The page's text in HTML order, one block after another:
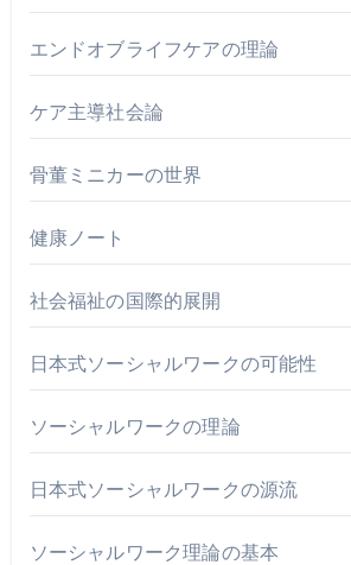
エンドオブライフケアの理論
ケア主導社会論
骨董ミニカーの世界
健康ノート
社会福祉の国際的展開
日本式ソーシャルワークの可能性
ソーシャルワークの理論
日本式ソーシャルワークの源流
ソーシャルワーク理論の基本